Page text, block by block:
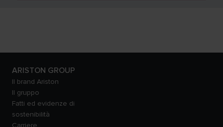
ARISTON GROUP
Il brand Ariston
Il gruppo
Fatti ed evidenze di
sostenibilità
Carriere